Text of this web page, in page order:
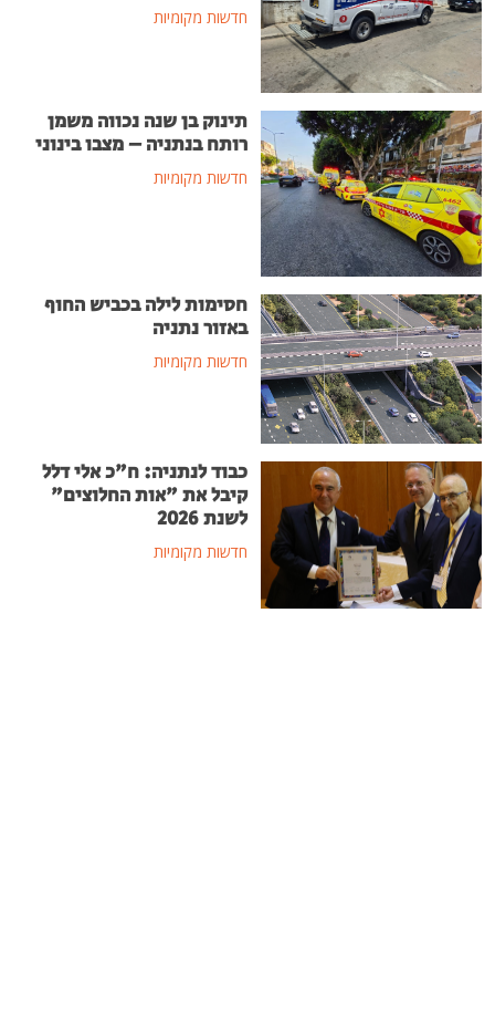
חדשות מקומיות
תינוק בן שנה נכווה משמן
רותח בנתניה – מצבו בינוני
חדשות מקומיות
חסימות לילה בכביש החוף
באזור נתניה
חדשות מקומיות
כבוד לנתניה: ח"כ אלי דלל
קיבל את "אות החלוצים"
לשנת 2026
חדשות מקומיות